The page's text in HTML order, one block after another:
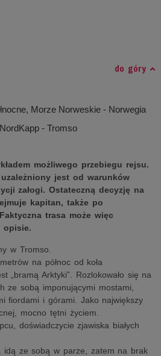
do góry
Morze Norweskie ‐ Norwegia
- Tromso
możliwego przebiegu rejsu.
jest od warunków
załogi. Ostateczną decyzję na
kapitan, także po
trasa może więc
opisie.
w Tromso.
na północ od koła
„bramą Arktyki”. Rozlokowało się na
ze sobą imponującymi mostami,
fiordami i górami. Jako największy
mocno tętni życiem.
doświadczycie zjawiska białych
idą ze sobą w parze, zatem na brak